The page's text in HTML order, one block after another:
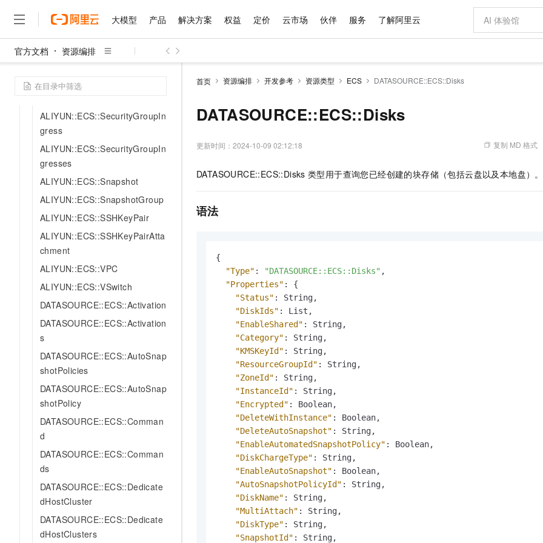
大模型 产品 解决方案 权益 定价 云市场 伙伴 服务 了解阿里云
官方文档 资源编排
ALIYUN::ECS::SecurityGroupC
ALIYUN::ECS::SecurityGroupE
gress
ALIYUN::ECS::SecurityGroupE
ALIYUN::ECS::SecurityGroupIn
gress
ALIYUN::ECS::SecurityGroupIn
gresses
ALIYUN::ECS::Snapshot
ALIYUN::ECS::SnapshotGroup
ALIYUN::ECS::SSHKeyPair
ALIYUN::ECS::SSHKeyPairAtta
chment
ALIYUN::ECS::VPC
ALIYUN::ECS::VSwitch
DATASOURCE::ECS::Activation
DATASOURCE::ECS::Activation
s
DATASOURCE::ECS::AutoSnap
shotPolicies
DATASOURCE::ECS::AutoSnap
shotPolicy
DATASOURCE::ECS::Comman
d
DATASOURCE::ECS::Comman
ds
DATASOURCE::ECS::Dedicate
dHostCluster
DATASOURCE::ECS::Dedicate
dHostClusters
首页 资源编排 开发参考 资源类型 ECS DATASOURCE::ECS::Disks
DATASOURCE::ECS::Disks
更新时间： 2024-10-09 02:12:18 复制 MD 格式
DATASOURCE::ECS::Disks 类型用于查询您已经创建的块存储（包括云盘以及本地盘）。
语法
{
"Type" : "DATASOURCE::ECS::Disks" ,
"Properties" :
{
"Status" : String,
"DiskIds" : List ,
"EnableShared" : String,
"Category" : String,
"KMSKeyId" : String,
"ResourceGroupId" : String,
"ZoneId" : String,
"InstanceId" : String,
"Encrypted" : Boolean,
"DeleteWithInstance" : Boolean,
"DeleteAutoSnapshot" : String,
"EnableAutomatedSnapshotPolicy" : Boolean,
"DiskChargeType" : String,
"EnableAutoSnapshot" : Boolean,
"AutoSnapshotPolicyId" : String,
"DiskName" : String,
"MultiAttach" : String,
"DiskType" : String,
"SnapshotId" : String,
大模型
千问AI平台
Qwen3-VL-Plus
视觉 Coding、空间感知、多模态思考等全面升级 1M上下文，专为长程任务能力而生
千问AI平台-Token Plan NEW
个人版上线、团队版降价；千问3.8-Max首发发尝鲜
千问AI平台-模型体验
在线体验全尺寸、多种模态的模型效果
Happy 系列大模型
新一代 AI 视频生成模型，深度适配广告营销等场景
AI 应用构建
丰富多元化的应用模版和解决方案
人工智能平台 PAI
大模型解决方案
快速部署 Dify，高效搭建 AI 应用
依托云原生高可用架构,实现Dify私有化部署
产品
精选产品
人工智能与机器学习
计算
存储
安全
中间件
数据库
大数据计算
媒体服务
企业服务与云通信
域名与网站
终端用户计算
Serverless
开发工具
迁移与运维管理
精选产品
多元化、高性能、安全可靠的大模型服务
无影云电脑
云解析DNS
面向分析的企业级SaaS模式云数据仓库
人工智能平台 PAI 大模型
一站式AI开发、训练和推理服务
Qoder
面向真实软件
解决方案
精选解决方案
互联网应用开发
现代化应用
网络
可观测
企业出海
精选解决方案
HappyHorse 打造一站式影视创作平台
可视化编排打通从文字构思到成片全链路闭环
快速拥有专属 OpenClaw
Hermes Agent，打造自进化智能体
自主进化，持久记忆，越用越聪明
轻松解锁专属
5 分钟轻松部
权益 普惠上云
推荐新用户得奖励，单订单最高返9万
云工开物
高校专属算力普惠，学生认证享300元代金券
免费试用
最高领取价值200元试用点，立即开启云上创新
AI 产品 免费试用
1亿+ 大模型 tokens 和 30+ 款产品免费体验
140+云产品 免费试用
大模型ACA认证体验
助力企业全员 AI 认知与能力提升
AI 特惠
Token Plan 模型订阅计划 NEW
Qwen3.8-Max 首发尝鲜，限时加量 10 倍，夜间低至2折
AI 场景体
从图文生成到
AI 广告创作
图文、视频一
定价 产品定价
了解云产品的定价详情
云上成本管理
管理和优化成本
价格计算器
自助选配和估算价格
价格优势
配置报价
云市场 精选商城
多端小程序
观测云
Tuya 物联网平台阿里云版
AI空中课堂在线直播课堂（旗舰版）
生态解决方案
行业生态解决方案
开发者生态解决方案
AI 开发和 AI 应用解决方案
数据与 API
手机三要素
OCR 文字识别
CRM
财税管理
广告营销
基础软件
JAVA
伙伴 成为销售伙伴
咨询伙伴
销售伙伴合作计划
无影生态合作计划
Consulting Partner 合作计划
成为产品伙伴
产品生态伙伴
产品伙伴
云网络合作计
服务 售前咨询
自助服务
在线服务
短信专区
企业增值服务
专家技术服务
企业成长
阿里云认证
信息公告
了解阿里云 为什么选择阿里云
技术领先
分析师报告
研究报告与白皮书
AI 算法大赛
最佳实践
云上奥运之旅
看见新力量
市场活动